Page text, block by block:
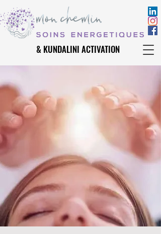
& KUNDALINI ACTIVATION
& KUNDALINI ACTIVATION